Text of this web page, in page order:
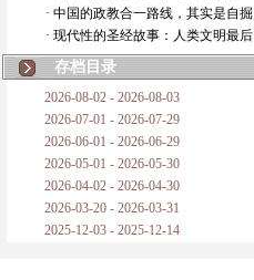
· 中国的政教合一路线，其实是自掘
· 现代性的圣经故事：人类文明最后
存档目录
2026-08-02 - 2026-08-03
2026-07-01 - 2026-07-29
2026-06-01 - 2026-06-29
2026-05-01 - 2026-05-30
2026-04-02 - 2026-04-30
2026-03-20 - 2026-03-31
2025-12-03 - 2025-12-14